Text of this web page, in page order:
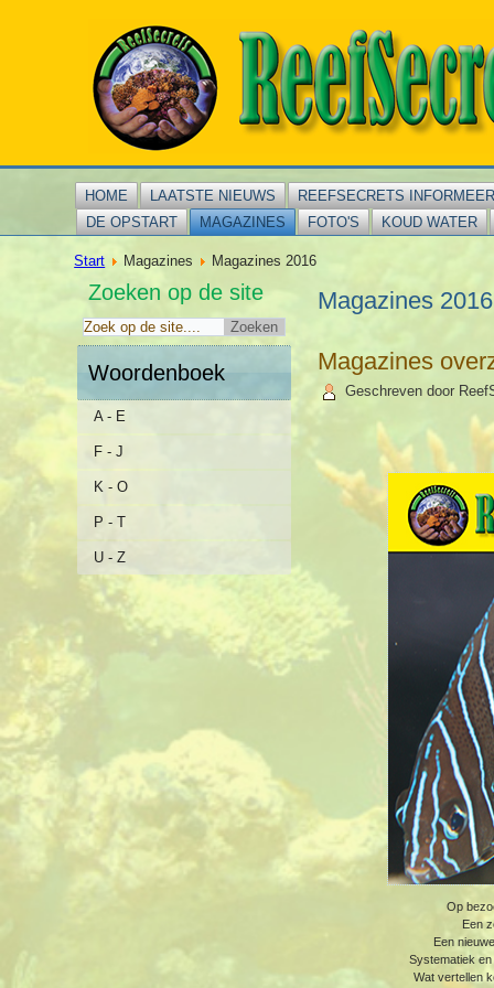
HOME LAATSTE NIEUWS
REEFSECRETS
DE OPSTART
MAGAZINES FOTO'S KOUD WATER
Start Magazines Magazines 2016
Zoeken op de site
Woordenboek
A - E
F - J
K - O
P - T
U - Z
Magazines 2016
Magazines
Geschreven door
Op
Een
Een
Systematiek
Wat vertellen